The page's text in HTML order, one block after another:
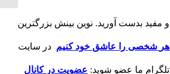
بدست آورید. نوین بینش بزرگترین
هر شخصی را عاشق خود کنیم در سایت
ما عضو شوید: عضویت در کانال